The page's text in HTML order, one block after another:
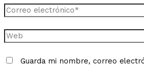
Correo
electrónico*
Web
Guarda mi nombre, correo